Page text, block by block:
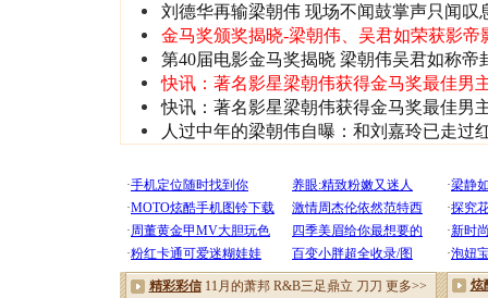
刘德华再输梁朝伟 现场不闻鼓掌声只闻叹
金马奖颁奖揭晓-梁朝伟、吴君如荣获影帝
第40届电影金马奖揭晓 梁朝伟吴君如称帝
快讯：著名影星梁朝伟获得金马奖最佳男
快讯：著名影星梁朝伟获得金马奖最佳男
人过中年的梁朝伟自曝：和刘嘉玲已走过